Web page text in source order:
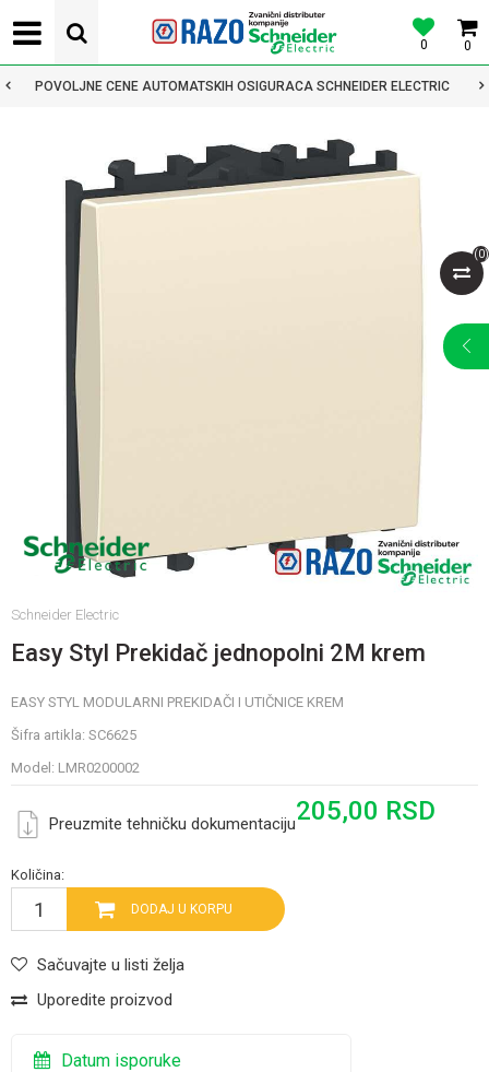
0
0
POVOLJNE CENE AUTOMATSKIH OSIGURACA SCHNEIDER ELECTRIC
(0)
Schneider Electric
Easy Styl Prekidač jednopolni 2M krem
EASY STYL MODULARNI PREKIDAČI I UTIČNICE KREM
Šifra artikla: SC6625
Model: LMR0200002
Preuzmite tehničku dokumentaciju205,00 RSD
Količina:
DODAJ U KORPU
Sačuvajte u listi želja
Uporedite proizvod
Datum isporuke